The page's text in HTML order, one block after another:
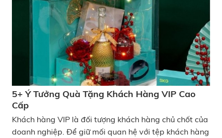
Technology sẽ gửi đến các độc giả một vài thông tin
về ngày 20/10 cũng như một số gợi ý lựa chọn món
quà 20/10 cho mẹ nhé!
5+ Ý Tưởng Quà Tặng Khách Hàng VIP Cao
Cấp
Khách hàng VIP là đối tượng khách hàng chủ chốt của
doanh nghiệp. Để giữ mối quan hệ với tệp khách hàng